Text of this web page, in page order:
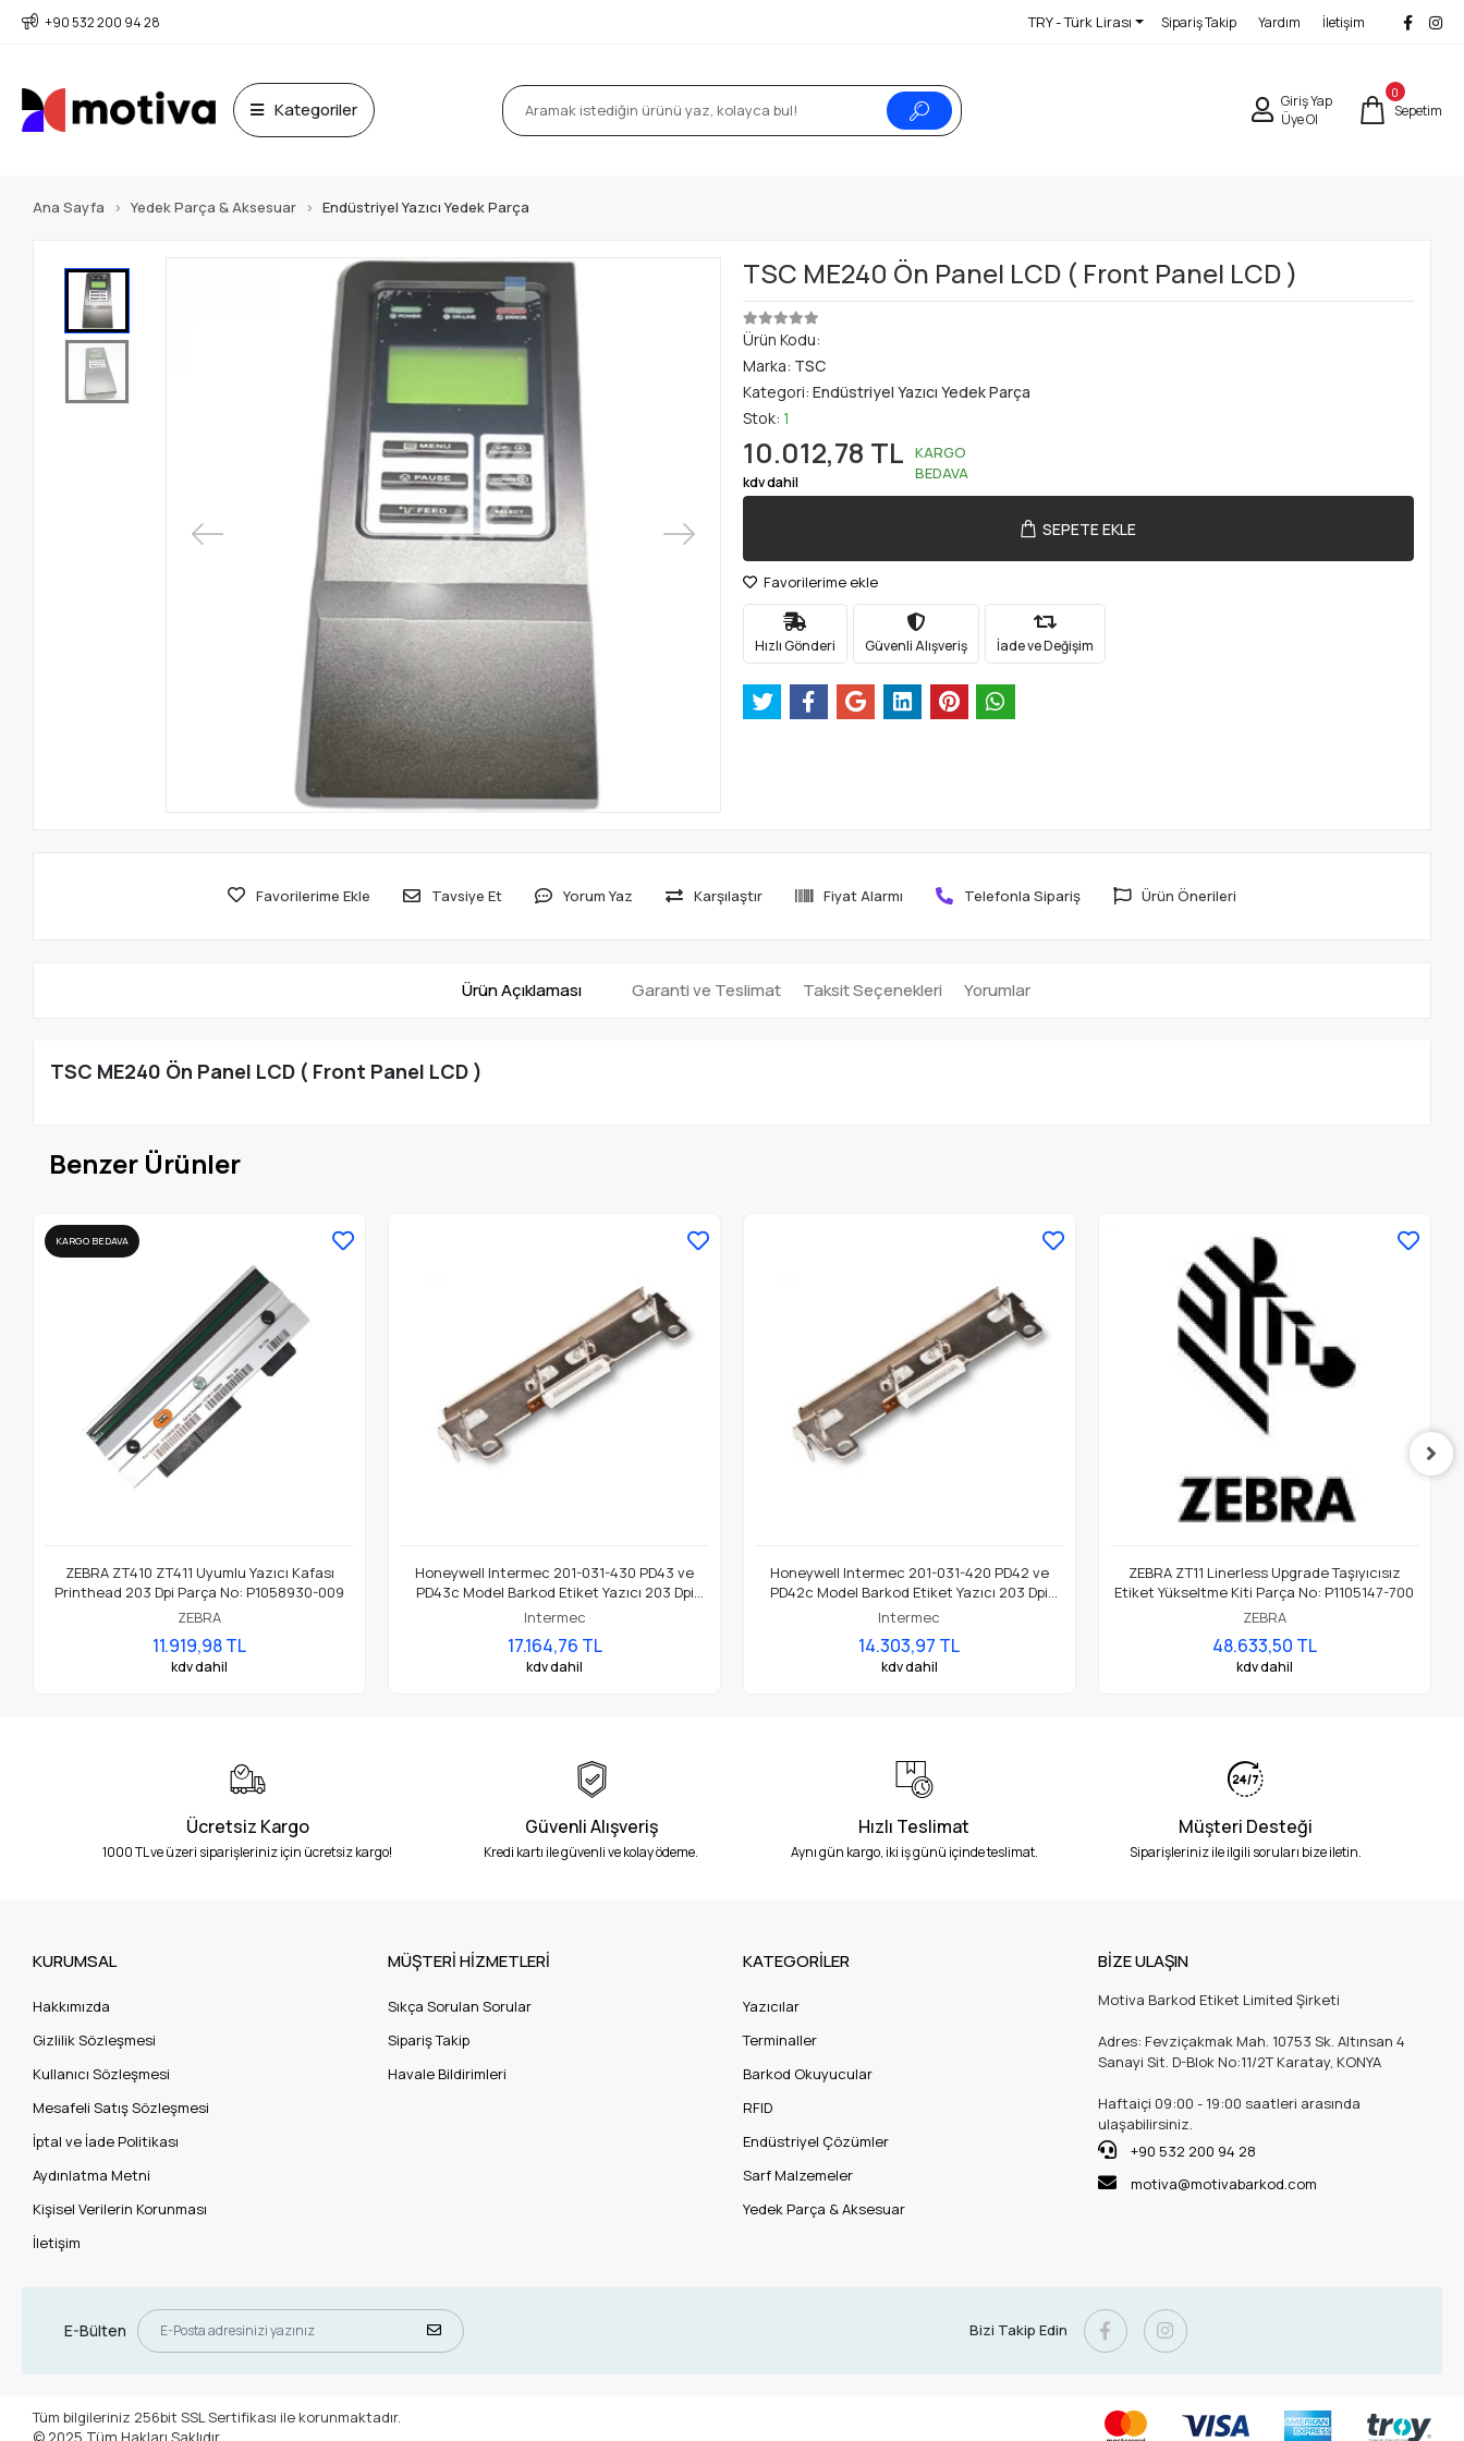
+90 532 200 94 28 TRY - Türk Lirası Sipariş Takip Yardım İletişim
Kategoriler
Giriş Yap
Üye Ol
0
Sepetim
Ana Sayfa Yedek Parça & Aksesuar Endüstriyel Yazıcı Yedek Parça
TSC ME240 Ön Panel LCD ( Front Panel LCD )
Ürün Kodu:
Marka: TSC
Kategori: Endüstriyel Yazıcı Yedek Parça
Stok: 1
10.012,78 TL
kdv dahil
KARGO
BEDAVA
SEPETE EKLE
Favorilerime ekle
Hızlı Gönderi Güvenli Alışveriş İade ve Değişim
Favorilerime Ekle Tavsiye Et Yorum Yaz Karşılaştır Fiyat Alarmı Telefonla Sipariş Ürün Önerileri
Ürün Açıklaması Garanti ve Teslimat Taksit Seçenekleri Yorumlar
TSC ME240 Ön Panel LCD ( Front Panel LCD )
Benzer Ürünler
KARGO BEDAVA
ZEBRA ZT410 ZT411 Uyumlu Yazıcı Kafası
Printhead 203 Dpi Parça No: P1058930-009
ZEBRA
11.919,98 TL
kdv dahil
Honeywell Intermec 201-031-430 PD43 ve
PD43c Model Barkod Etiket Yazıcı 203 Dpi
Termal Baskı Kafası
Intermec
17.164,76 TL
kdv dahil
Honeywell Intermec 201-031-420 PD42 ve
PD42c Model Barkod Etiket Yazıcı 203 Dpi
Termal Baskı Kafası
Intermec
14.303,97 TL
kdv dahil
ZEBRA ZT11 Linerless Upgrade Taşıyıcısız
Etiket Yükseltme Kiti Parça No: P1105147-700
ZEBRA
48.633,50 TL
kdv dahil
Ücretsiz Kargo
1000 TL ve üzeri siparişleriniz için ücretsiz kargo!
Güvenli Alışveriş
Kredi kartı ile güvenli ve kolay ödeme.
Hızlı Teslimat
Aynı gün kargo, iki iş günü içinde teslimat.
Müşteri Desteği
Siparişleriniz ile ilgili soruları bize iletin.
KURUMSAL
Hakkımızda
Gizlilik Sözleşmesi
Kullanıcı Sözleşmesi
Mesafeli Satış Sözleşmesi
İptal ve İade Politikası
Aydınlatma Metni
Kişisel Verilerin Korunması
İletişim
MÜŞTERİ HİZMETLERİ
Sıkça Sorulan Sorular
Sipariş Takip
Havale Bildirimleri
KATEGORİLER
Yazıcılar
Terminaller
Barkod Okuyucular
RFID
Endüstriyel Çözümler
Sarf Malzemeler
Yedek Parça & Aksesuar
BİZE ULAŞIN
Motiva Barkod Etiket Limited Şirketi
Adres: Fevziçakmak Mah. 10753 Sk. Altınsan 4
Sanayi Sit. D-Blok No:11/2T Karatay, KONYA
Haftaiçi 09:00 - 19:00 saatleri arasında
ulaşabilirsiniz.
+90 532 200 94 28
motiva@motivabarkod.com
E-Bülten Bizi Takip Edin
Tüm bilgileriniz 256bit SSL Sertifikası ile korunmaktadır.